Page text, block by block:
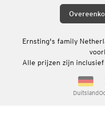
Ernsting's family
Alle prijzen zijn inclusief
Duitsland